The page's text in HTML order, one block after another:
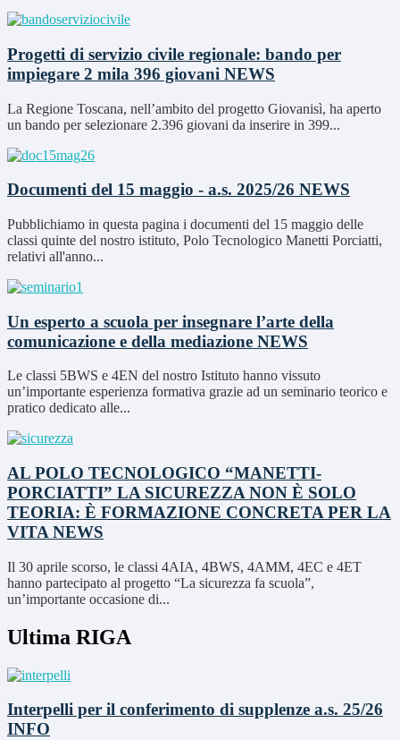
Progetti di servizio civile regionale: bando per
impiegare 2 mila 396 giovani NEWS
La Regione Toscana, nell’ambito del progetto Giovanisì, ha aperto
un bando per selezionare 2.396 giovani da inserire in 399...
Documenti del 15 maggio - a.s. 2025/26 NEWS
Pubblichiamo in questa pagina i documenti del 15 maggio delle
classi quinte del nostro istituto, Polo Tecnologico Manetti Porciatti,
relativi all'anno...
Un esperto a scuola per insegnare l’arte della
comunicazione e della mediazione NEWS
Le classi 5BWS e 4EN del nostro Istituto hanno vissuto
un’importante esperienza formativa grazie ad un seminario teorico e
pratico dedicato alle...
AL POLO TECNOLOGICO “MANETTI-
PORCIATTI” LA SICUREZZA NON È SOLO
TEORIA: È FORMAZIONE CONCRETA PER LA
VITA NEWS
Il 30 aprile scorso, le classi 4AIA, 4BWS, 4AMM, 4EC e 4ET
hanno partecipato al progetto “La sicurezza fa scuola”,
un’importante occasione di...
Ultima RIGA
Interpelli per il conferimento di supplenze a.s. 25/26
INFO